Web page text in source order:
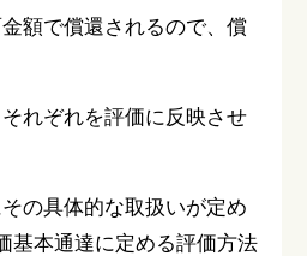
額で償還されるので、償
れぞれを評価に反映させ
の具体的な取扱いが定め
基本通達に定める評価方法